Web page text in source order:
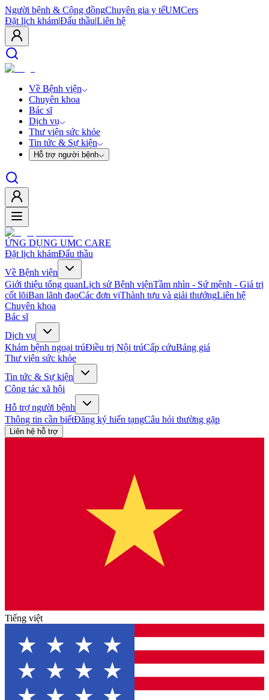
Người bệnh & Cộng đồngChuyên gia y tếUMCers
Đặt lịch khám|Đấu thầu|Liên hệ
Về Bệnh viện
Chuyên khoa
Bác sĩ
Dịch vụ
Thư viện sức khỏe
Tin tức & Sự kiện
Hỗ trợ người bệnh
ỨNG DỤNG UMC CARE
Đặt lịch khámĐấu thầu
Về Bệnh viện
Giới thiệu tổng quanLịch sử Bệnh việnTầm nhìn - Sứ mệnh - Giá trị
cốt lõiBan lãnh đạoCác đơn vịThành tựu và giải thưởngLiên hệ
Chuyên khoa
Bác sĩ
Dịch vụ
Khám bệnh ngoại trúĐiều trị Nội trúCấp cứuBảng giá
Thư viện sức khỏe
Tin tức & Sự kiện
Công tác xã hội
Hỗ trợ người bệnh
Thông tin cần biếtĐăng ký hiến tạngCâu hỏi thường gặp
Liên hệ hỗ trợ
Tiếng việt